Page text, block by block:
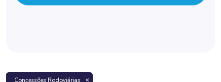
Concessões Rodoviárias